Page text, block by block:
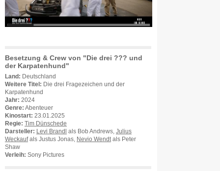
Besetzung & Crew von "Die drei ??? und
der Karpatenhund"
Land: Deutschland
Weitere Titel: Die drei Fragezeichen und der
Karpatenhund
Jahr: 2024
Genre: Abenteuer
Kinostart: 23.01.2025
Regie: Tim Dünschede
Darsteller:
Levi Brandl als Bob Andrews, Julius
Weckaufals Justus Jonas, Nevio Wendt als Peter
Shaw
Verleih: Sony Pictures